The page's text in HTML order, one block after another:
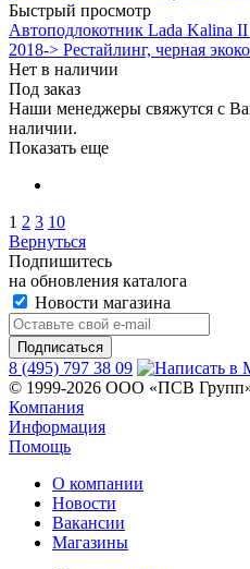
Быстрый просмотр
Автоподлокотник Lada Kalina II
2018-> Рестайлинг, черная
Нет в наличии
Под заказ
Наши менеджеры свяжутся с
наличии.
Показать еще
1 2 3 10
Вернуться
Подпишитесь
на обновления каталога
Новости магазина
8 (495) 797 38 09
© 1999-2026 ООО «ПСВ
Компания
Информация
Помощь
О компании
Новости
Вакансии
Магазины